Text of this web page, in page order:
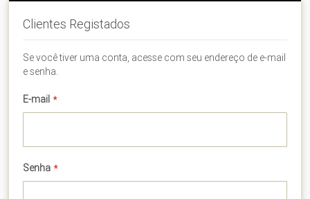
Clientes Registados
Se você tiver uma conta, acesse com seu endereço de e-mail
e senha.
E-mail
Senha